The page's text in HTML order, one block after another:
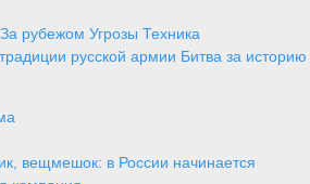
За рубежом Угрозы Техника
русской армии Битва за историю
вещмешок: в России начинается